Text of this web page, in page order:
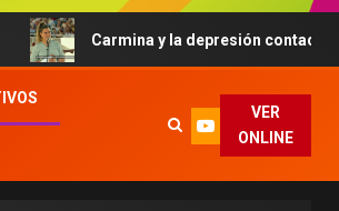
Carmina y la depresión contada al
VER
ONLINE